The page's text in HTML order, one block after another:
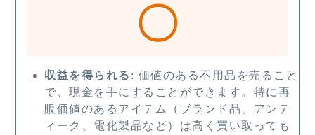
〇
収益を得られる : 価値のある不用品を売ること
で、現金を手にすることができます。特に再
販価値のあるアイテム（ブランド品、アンテ
ィーク、電化製品など）は高く買い取っても